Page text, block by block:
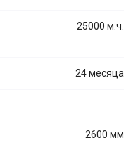
25000 м.ч.
24 месяца
2600 мм